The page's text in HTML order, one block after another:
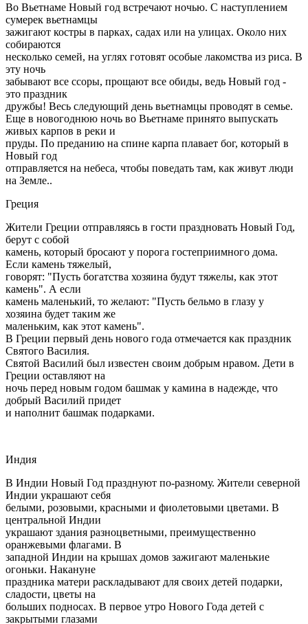
Во Вьетнаме Новый год встречают ночью. С наступлением
сумерек вьетнамцы
зажигают костры в парках, садах или на улицах. Около них
собираются
несколько семей, на углях готовят особые лакомства из риса. В
эту ночь
забывают все ссоры, прощают все обиды, ведь Новый год -
это праздник
дружбы! Весь следующий день вьетнамцы проводят в семье.
Еще в новогоднюю ночь во Вьетнаме принято выпускать
живых карпов в реки и
пруды. По преданию на спине карпа плавает бог, который в
Новый год
отправляется на небеса, чтобы поведать там, как живут люди
на Земле..
Греция
Жители Греции отправляясь в гости праздновать Новый Год,
берут с собой
камень, который бросают у порога гостеприимного дома.
Если камень тяжелый,
говорят: "Пусть богатства хозяина будут тяжелы, как этот
камень". А если
камень маленький, то желают: "Пусть бельмо в глазу у
хозяина будет таким же
маленьким, как этот камень".
В Греции первый день нового года отмечается как праздник
Святого Василия.
Святой Василий был известен своим добрым нравом. Дети в
Греции оставляют на
ночь перед новым годом башмак у камина в надежде, что
добрый Василий придет
и наполнит башмак подарками.
Индия
В Индии Новый Год празднуют по-разному. Жители северной
Индии украшают себя
белыми, розовыми, красными и фиолетовыми цветами. В
центральной Индии
украшают здания разноцветными, преимущественно
оранжевыми флагами. В
западной Индии на крышах домов зажигают маленькие
огоньки. Накануне
праздника матери раскладывают для своих детей подарки,
сладости, цветы на
больших подносах. В первое утро Нового Года детей с
закрытыми глазами